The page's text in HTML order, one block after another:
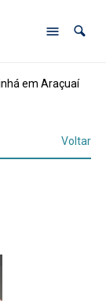
em Araçuaí
Voltar